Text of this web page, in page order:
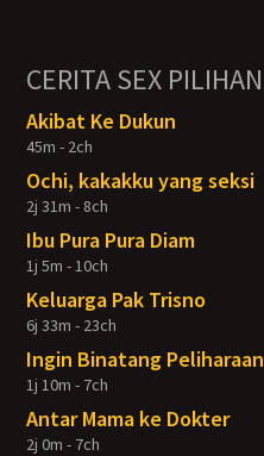
CERITA SEX PILIHAN
Akibat Ke Dukun
45m - 2ch
Ochi, kakakku yang seksi
2j 31m - 8ch
Ibu Pura Pura Diam
1j 5m - 10ch
Keluarga Pak Trisno
6j 33m - 23ch
Ingin Binatang Peliharaan
1j 10m - 7ch
Antar Mama ke Dokter
2j 0m - 7ch